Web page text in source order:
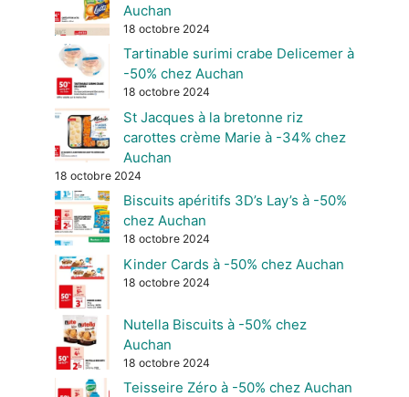
Auchan
18 octobre 2024
Tartinable surimi crabe Delicemer à
-50% chez Auchan
18 octobre 2024
St Jacques à la bretonne riz
carottes crème Marie à -34% chez
Auchan
18 octobre 2024
Biscuits apéritifs 3D’s Lay’s à -50%
chez Auchan
18 octobre 2024
Kinder Cards à -50% chez Auchan
18 octobre 2024
Nutella Biscuits à -50% chez
Auchan
18 octobre 2024
Teisseire Zéro à -50% chez Auchan